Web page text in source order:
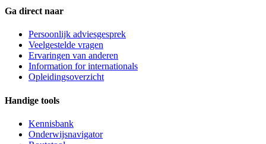
Ga direct naar
Persoonlijk adviesgesprek
Veelgestelde vragen
Ervaringen van anderen
Information for internationals
Opleidingsoverzicht
Handige tools
Kennisbank
Onderwijsnavigator